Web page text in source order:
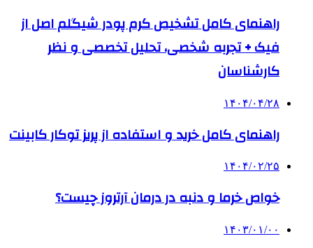
راهنمای کامل تشخیص کرم پودر شیگلم اصل از
فیک + تجربه شخصی، تحلیل تخصصی و نظر
کارشناسان
۱۴۰۴/۰۴/۲۸
راهنمای کامل خرید و استفاده از پریز توکار کابینت
۱۴۰۴/۰۲/۲۵
خواص خرما و دنبه در درمان آرتروز چیست؟
۱۴۰۳/۰۱/۰۰